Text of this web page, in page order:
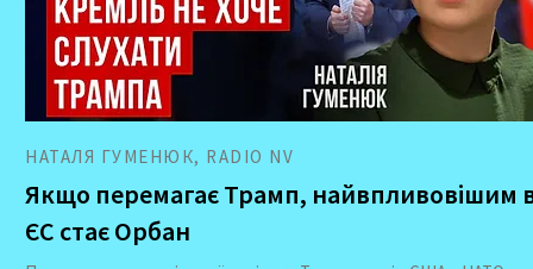
НАТАЛЯ ГУМЕНЮК, RADIO NV
Якщо перемагає Трамп, найвпливовішим
ЄС стає Орбан